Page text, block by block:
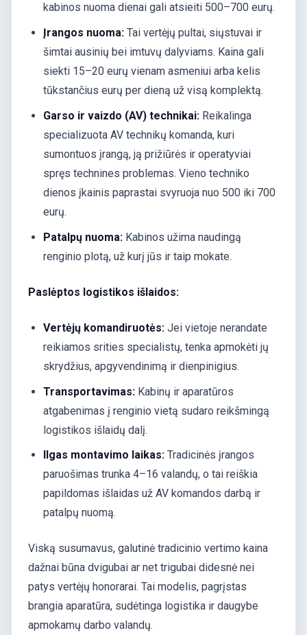
kabinos nuoma dienai gali atsieiti 500–700 eurų.
Įrangos nuoma: Tai vertėjų pultai, siųstuvai ir
šimtai ausinių bei imtuvų dalyviams. Kaina gali
siekti 15–20 eurų vienam asmeniui arba kelis
tūkstančius eurų per dieną už visą komplektą.
Garso ir vaizdo (AV) technikai: Reikalinga
specializuota AV technikų komanda, kuri
sumontuos įrangą, ją prižiūrės ir operatyviai
spręs technines problemas. Vieno techniko
dienos įkainis paprastai svyruoja nuo 500 iki 700
eurų.
Patalpų nuoma: Kabinos užima naudingą
renginio plotą, už kurį jūs ir taip mokate.
Paslėptos logistikos išlaidos:
Vertėjų komandiruotės: Jei vietoje nerandate
reikiamos srities specialistų, tenka apmokėti jų
skrydžius, apgyvendinimą ir dienpinigius.
Transportavimas: Kabinų ir aparatūros
atgabenimas į renginio vietą sudaro reikšmingą
logistikos išlaidų dalį.
Ilgas montavimo laikas: Tradicinės įrangos
paruošimas trunka 4–16 valandų, o tai reiškia
papildomas išlaidas už AV komandos darbą ir
patalpų nuomą.
Viską susumavus, galutinė tradicinio vertimo kaina
dažnai būna dvigubai ar net trigubai didesnė nei
patys vertėjų honorarai. Tai modelis, pagrįstas
brangia aparatūra, sudėtinga logistika ir daugybe
apmokamų darbo valandų.